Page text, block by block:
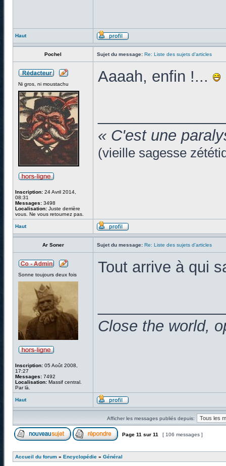
Haut
Pochel Sujet du message: Re: Liste des sujets d'articles
Ni gros, ni moustachu
Inscription: 24 Avril 2014,
08:31
Messages: 3498
Localisation: Juste derrière
vous. Ne vous retournez pas.
Aaaah, enfin !...
« C'est une
(vieille sagesse
Haut
Ar Soner Sujet du message: Re: Liste des sujets d'articles
Sonne toujours deux fois
Inscription: 05 Août 2008,
17:27
Messages: 7492
Localisation: Massif central.
Par là.
Tout arrive à qui
Close the world,
Haut
Afficher les messages publiés depuis:
Page 11 sur 11 [ 106 messages ]
Accueil du forum » Encyclopédie » Général